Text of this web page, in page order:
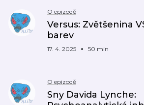
O epizodě
Versus: Zvětšenina
barev
17. 4. 2025 50 min
O epizodě
Sny Davida Lynche: